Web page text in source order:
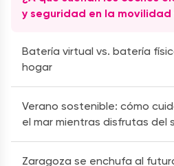
y seguridad en la movilidad
Batería virtual vs. batería
hogar
Verano sostenible: cómo
el mar mientras disfrutas del
Zaragoza se enchufa al